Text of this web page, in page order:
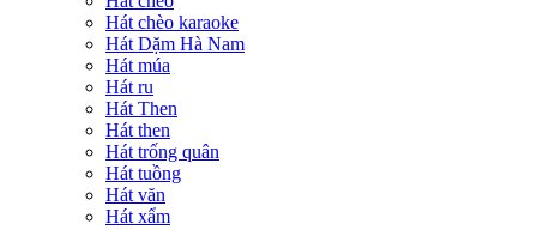
Hát chèo karaoke
Hát Dặm Hà Nam
Hát múa
Hát ru
Hát Then
Hát then
Hát trống quân
Hát tuồng
Hát văn
Hát xẩm